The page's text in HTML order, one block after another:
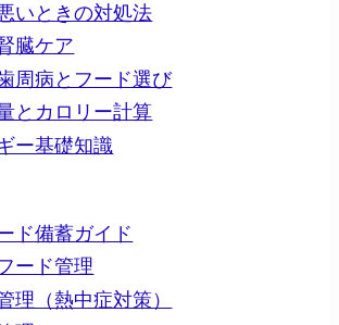
いときの対処法
臓ケア
周病とフード選び
とカロリー計算
ー基礎知識
ド備蓄ガイド
ード管理
理（熱中症対策）